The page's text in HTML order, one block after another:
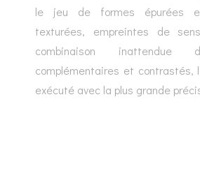
le jeu de formes épurées
texturées, empreintes de
combinaison inattendue
complémentaires et contrastés,
exécuté avec la plus grande